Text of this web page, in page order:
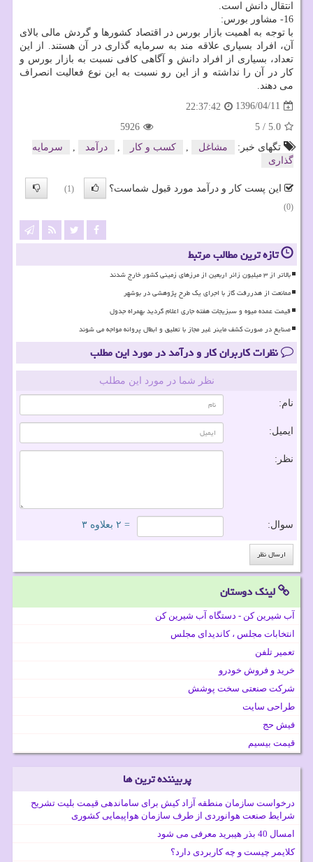
انتقال دانش است.
16- مشاور بورس:
با توجه به اهمیت بازار بورس در اقتصاد كشورها و گردش مالی بالای
آن، افراد بسیاری علاقه مند به سرمایه گذاری در آن هستند. از این
تعداد، بسیاری از افراد دانش و آگاهی كافی نسبت به بازار بورس و
كار در آن را نداشته و از این رو نسبت به این نوع فعالیت انصراف
می دهند.
1396/04/11
22:37:42
5.0
/
5
5926
تگهای خبر:
مشاغل , كسب و كار , درآمد ,
سرمایه
گذاری
این پست کار و درآمد مورد قبول شماست؟
(1)
(0)
تازه ترین مطالب مرتبط
بالاتر از ۳ میلیون زائر اربعین از مرزهای زمینی کشور خارج شدند
ممانعت از هدررفت گاز با اجرای یک طرح پژوهشی در بوشهر
قیمت عمده میوه و سبزیجات هفته جاری اعلام گردید بهمراه جدول
صنایع در صورت کشف ماینر غیر مجاز با تعلیق و ابطال پروانه مواجه می شوند
نظرات کاربران کار و درآمد در مورد این مطلب
نظر شما در مورد این مطلب
نام:
ایمیل:
نظر:
سوال: = ۲ بعلاوه ۳
لینک دوستان
آب شیرین کن - دستگاه آب شیرین کن
انتخابات مجلس ، کاندیدای مجلس
تعمیر تلفن
خرید و فروش خودرو
شرکت صنعتی سخت پوشش
طراحی سایت
فیش حج
قیمت بیسیم
پربیننده ترین ها
درخواست سازمان منطقه آزاد کیش برای ساماندهی قیمت بلیت تشریح
شرایط صنعت هوانوردی از طرف سازمان هواپیمایی کشوری
امسال 40 بذر هیبرید معرفی می شود
کلایمر چیست و چه کاربردی دارد؟